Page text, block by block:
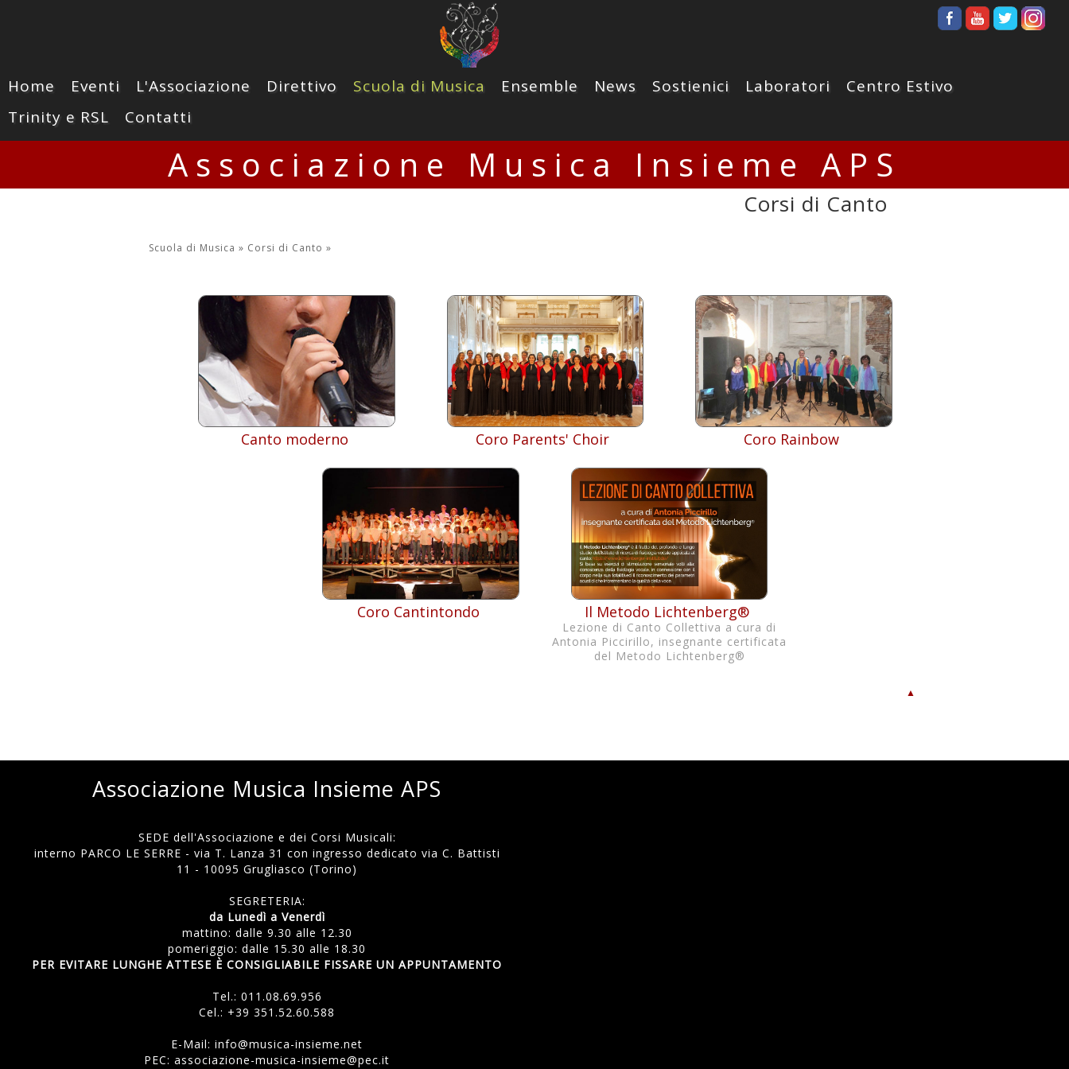
Home Eventi L'Associazione Direttivo Scuola di Musica Ensemble News Sostienici Laboratori
Centro Estivo
Trinity e RSL
Contatti
Associazione Musica Insieme APS
Corsi di Canto
Scuola di Musica » Corsi di Canto »
Canto moderno Coro Parents' Choir Coro Rainbow
Coro Cantintondo Il Metodo Lichtenberg®
Lezione di Canto Collettiva a cura di
Antonia Piccirillo, insegnante certificata
del Metodo Lichtenberg®
▲
Associazione Musica Insieme APS
SEDE dell'Associazione e dei Corsi Musicali:
interno PARCO LE SERRE - via T. Lanza 31 con ingresso dedicato via C. Battisti
11 - 10095 Grugliasco (Torino)
SEGRETERIA:
da Lunedì a Venerdì
mattino: dalle 9.30 alle 12.30
pomeriggio: dalle 15.30 alle 18.30
PER EVITARE LUNGHE ATTESE È CONSIGLIABILE FISSARE UN APPUNTAMENTO
Tel.: 011.08.69.956
Cel.: +39 351.52.60.588
E-Mail:info@musica-insieme.net
PEC: associazione-musica-insieme@pec.it